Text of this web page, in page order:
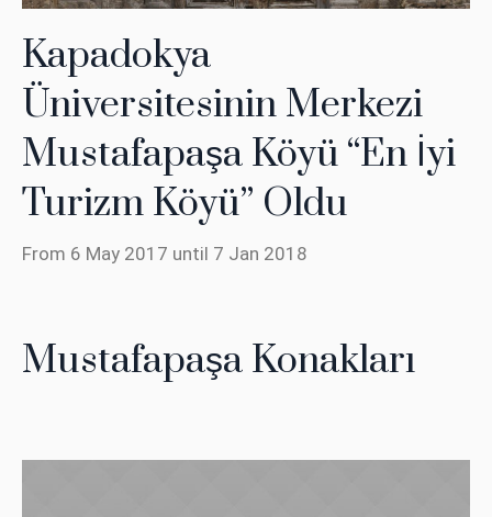
Kapadokya
Üniversitesinin Merkezi
Mustafapaşa Köyü “En İyi
Turizm Köyü” Oldu
From 6 May 2017 until 7 Jan 2018
Mustafapaşa Konakları